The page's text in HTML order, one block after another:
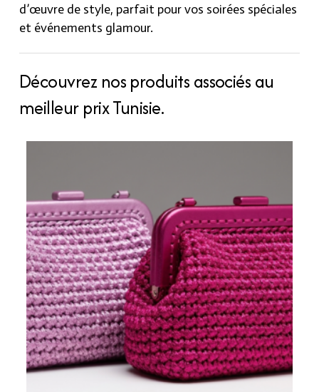
d’œuvre de style, parfait pour vos soirées spéciales
et événements glamour.
Découvrez nos produits associés au
meilleur prix Tunisie.